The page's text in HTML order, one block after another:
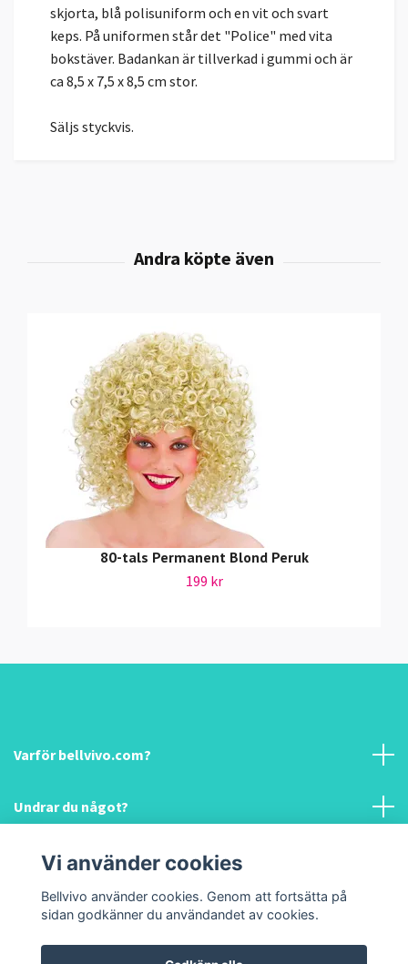
skjorta, blå polisuniform och en vit och svart
keps. På uniformen står det "Police" med vita
bokstäver. Badankan är tillverkad i gummi och är
ca 8,5 x 7,5 x 8,5 cm stor.
Säljs styckvis.
80-tals Permanent Blond Peruk
199 kr
Varför bellvivo.com?
Undrar du något?
Information & hjälp!
Sociala medier
Vi använder cookies
Bellvivo använder cookies. Genom att fortsätta på
sidan godkänner du användandet av cookies.